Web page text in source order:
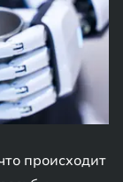
происходит